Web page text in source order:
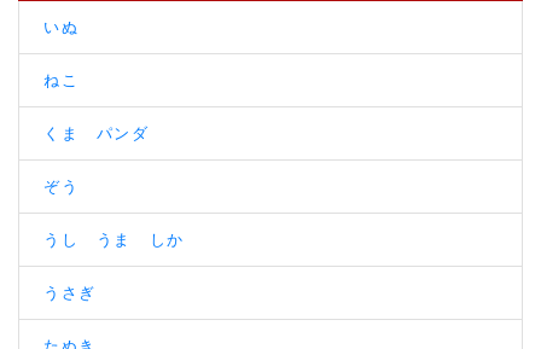
いぬ
ねこ
くま パンダ
ぞう
うし うま しか
うさぎ